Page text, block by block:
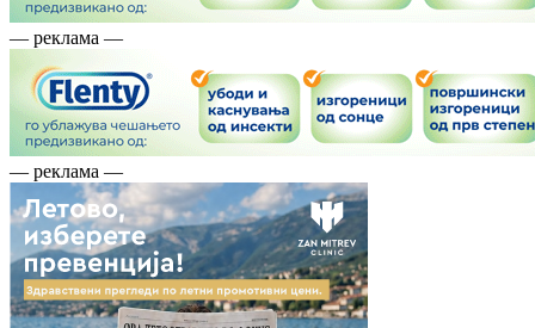
— реклама —
— реклама —